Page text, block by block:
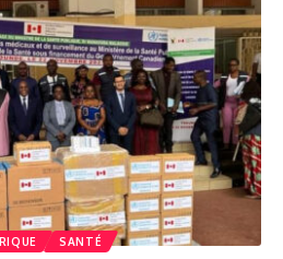
SANTÉ